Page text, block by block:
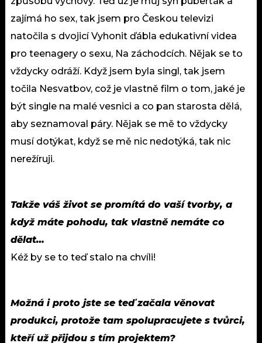
zajímá ho sex, tak jsem pro Českou televizi
natočila s dvojicí Vyhonit ďábla edukativní videa
pro teenagery o sexu, Na záchodcích. Nějak se to
vždycky odráží. Když jsem byla singl, tak jsem
točila Nesvatbov, což je vlastně film o tom, jaké je
být single na malé vesnici a co pan starosta dělá,
aby seznamoval páry. Nějak se mě to vždycky
musí dotýkat, když se mě nic nedotýká, tak nic
nerežíruji.
Takže váš život se promítá do vaší tvorby, a
když máte pohodu, tak vlastně nemáte co
dělat…
Kéž by se to teď stalo na chvíli!
Možná i proto jste se teď začala věnovat
produkci, protože tam spolupracujete s tvůrci,
kteří už přijdou s tím projektem?